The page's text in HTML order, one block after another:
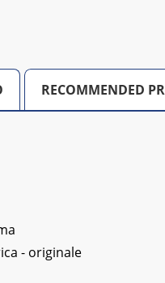
RECOMMENDED
- originale